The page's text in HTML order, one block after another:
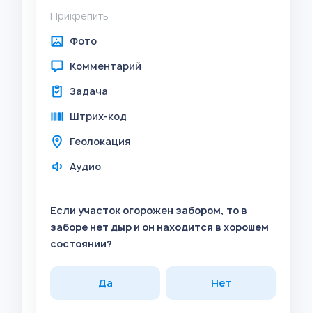
Прикрепить
Фото
Комментарий
Задача
Штрих-код
Геолокация
Аудио
Если участок огорожен забором, то в
заборе нет дыр и он находится в хорошем
состоянии?
Да Нет